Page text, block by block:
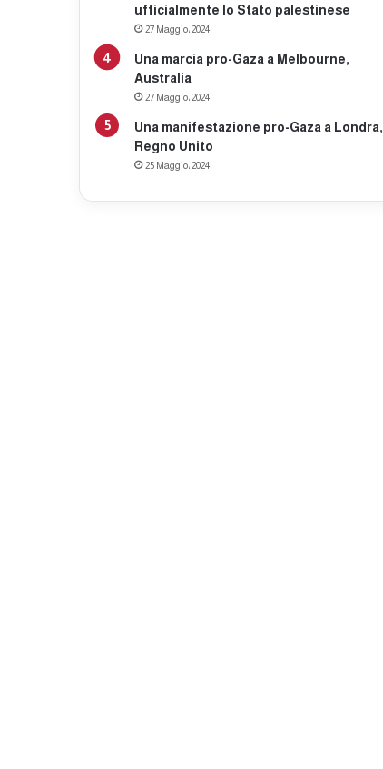
ufficialmente lo Stato palestinese
27 Maggio، 2024
Una marcia pro-Gaza a Melbourne,
Australia
27 Maggio، 2024
Una manifestazione pro-Gaza a Londra,
Regno Unito
25 Maggio، 2024